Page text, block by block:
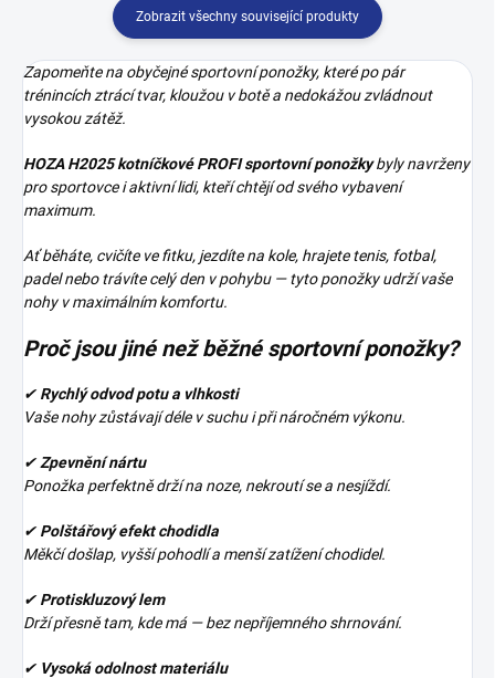
Zobrazit všechny související produkty
Zapomeňte na obyčejné sportovní ponožky, které po pár
trénincích ztrácí tvar, kloužou v botě a nedokážou zvládnout
vysokou zátěž.
HOZA H2025 kotníčkové PROFI sportovní ponožkybyly navrženy
pro sportovce i aktivní lidi, kteří chtějí od svého vybavení
maximum.
Ať běháte, cvičíte ve fitku, jezdíte na kole, hrajete tenis, fotbal,
padel nebo trávíte celý den v pohybu — tyto ponožky udrží vaše
nohy v maximálním komfortu.
Proč jsou jiné než běžné sportovní ponožky?
✔ Rychlý odvod potu a vlhkosti
Vaše nohy zůstávají déle v suchu i při náročném výkonu.
✔ Zpevnění nártu
Ponožka perfektně drží na noze, nekroutí se a nesjíždí.
✔ Polštářový efekt chodidla
Měkčí došlap, vyšší pohodlí a menší zatížení chodidel.
✔ Protiskluzový lem
Drží přesně tam, kde má — bez nepříjemného shrnování.
✔ Vysoká odolnost materiálu